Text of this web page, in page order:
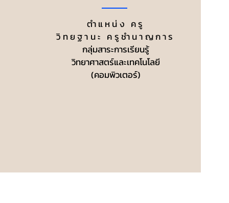
ตำแหน่ง ครู
วิทยฐานะ ครูชำนาญการ
กลุ่มสาระการเรียนรู้
วิทยาศาสตร์และเทคโนโลยี
(คอมพิวเตอร์)